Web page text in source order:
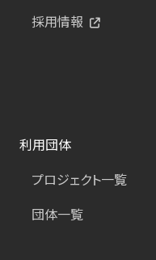
採用情報
利用団体
プロジェクト一覧
団体一覧